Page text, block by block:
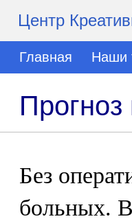
Центр
Главная Наши
Без
больных.